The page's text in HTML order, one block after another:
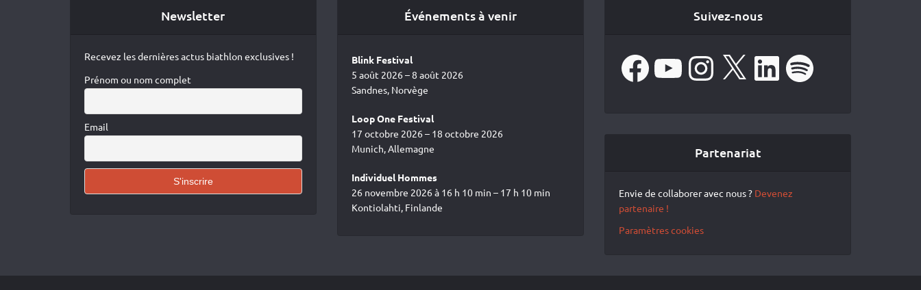
Newsletter
Recevez les dernières actus biathlon exclusives !
Prénom ou nom complet
Email
Événements à venir
Blink Festival
5 août 2026 – 8 août 2026
Sandnes, Norvège
Loop One Festival
17 octobre 2026 – 18 octobre 2026
Munich, Allemagne
Individuel Hommes
26 novembre 2026 à 16 h 10 min – 17 h 10 min
Kontiolahti, Finlande
Suivez-nous
FacebookYouTube Instagram
X LinkedIn Spotify
Partenariat
Envie de collaborer avec nous ? Devenez
partenaire !
Paramètres cookies